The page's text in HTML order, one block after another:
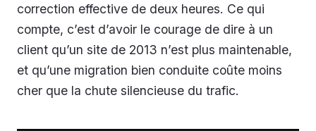
correction effective de deux heures. Ce qui
compte, c’est d’avoir le courage de dire à un
client qu’un site de 2013 n’est plus maintenable,
et qu’une migration bien conduite coûte moins
cher que la chute silencieuse du trafic.